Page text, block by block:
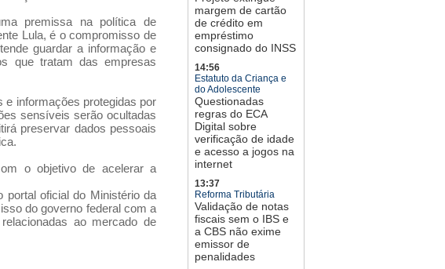
premissa na política de
Lula, é o compromisso de
guardar a informação e
que tratam das empresas
e informações protegidas por
sensíveis serão ocultadas
preservar dados pessoais
o objetivo de acelerar a
portal oficial do Ministério da
do governo federal com a
ao mercado de
margem de cartão
de crédito em
empréstimo
consignado do INSS
14:56
Estatuto da Criança e
do Adolescente
Questionadas
regras do ECA
Digital sobre
verificação de idade
e acesso a jogos na
internet
13:37
Reforma Tributária
Validação de notas
fiscais sem o IBS e
a CBS não exime
emissor de
penalidades